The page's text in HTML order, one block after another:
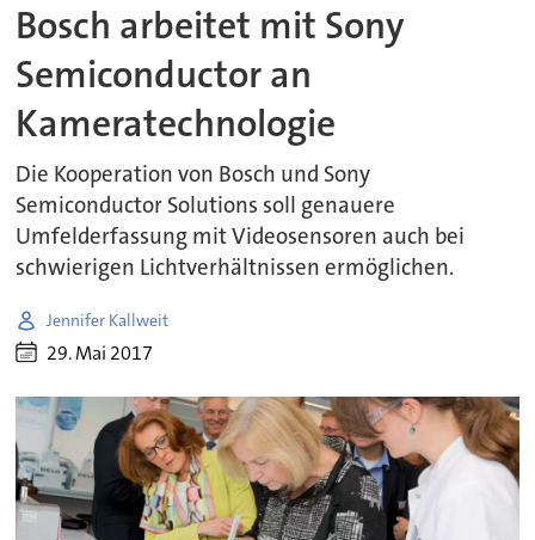
Bosch arbeitet mit Sony
Semiconductor an
Kameratechnologie
Die Kooperation von Bosch und Sony
Semiconductor Solutions soll genauere
Umfelderfassung mit Videosensoren auch bei
schwierigen Lichtverhältnissen ermöglichen.
Jennifer Kallweit
29. Mai 2017